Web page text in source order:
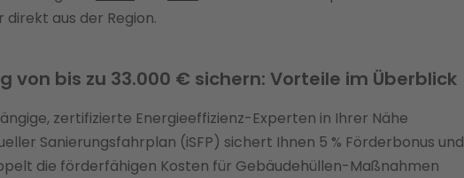
direkt aus der Region.
von bis zu 33.000 € sichern: Vorteile im Überblick
zertifizierte Energieeffizienz-Experten in Ihrer Nähe
Sanierungsfahrplan (iSFP) sichert Ihnen 5 % Förderbonus und
die förderfähigen Kosten für Gebäudehüllen-Maßnahmen